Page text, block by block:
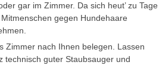
gar im Zimmer. Da sich heut’ zu Tage
gegen Hundehaare
Zimmer nach Ihnen belegen. Lassen
technisch guter Staubsauger und